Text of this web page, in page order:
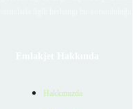
Hakkımızda